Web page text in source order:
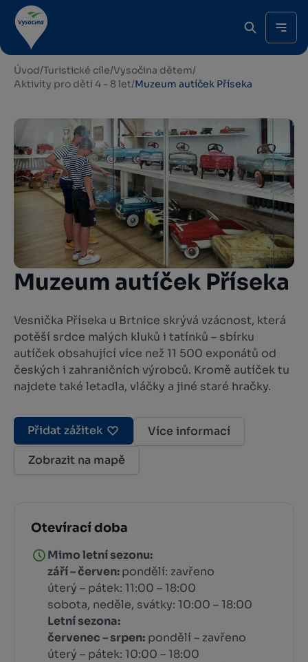
Úvod/Turistické cíle/Vysočina dětem/
Aktivity pro děti 4 - 8 let/Muzeum autíček Příseka
Muzeum autíček Příseka
Vesnička Příseka u Brtnice skrývá vzácnost, která
potěší srdce malých kluků i tatínků – sbírku
autíček obsahující více než 11 500 exponátů od
českých i zahraničních výrobců. Kromě autíček tu
najdete také letadla, vláčky a jiné staré hračky.
Přidat zážitek
Více informací
Zobrazit na mapě
Otevírací doba
Mimo letní sezonu:
září – červen:pondělí: zavřeno
úterý – pátek: 11:00 – 18:00
sobota, neděle, svátky: 10:00 – 18:00
Letní sezona:
červenec – srpen: pondělí – zavřeno
úterý – pátek: 10:00 – 18:00